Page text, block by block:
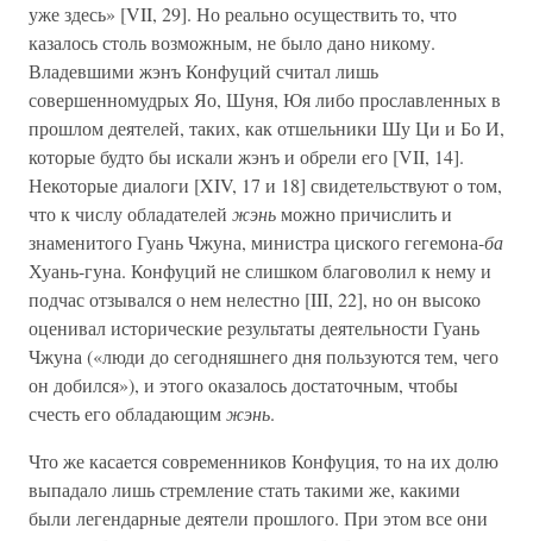
уже здесь» [VII, 29]. Но реально осуществить то, что
казалось столь возможным, не было дано никому.
Владевшими жэнъ Конфуций считал лишь
совершенномудрых Яо, Шуня, Юя либо прославленных в
прошлом деятелей, таких, как отшельники Шу Ци и Бо И,
которые будто бы искали жэнъ и обрели его [VII, 14].
Некоторые диалоги [XIV, 17 и 18] свидетельствуют о том,
что к числу обладателей жэньможно причислить и
знаменитого Гуань Чжуна, министра циского гегемона-ба
Хуань-гуна. Конфуций не слишком благоволил к нему и
подчас отзывался о нем нелестно [III, 22], но он высоко
оценивал исторические результаты деятельности Гуань
Чжуна («люди до сегодняшнего дня пользуются тем, чего
он добился»), и этого оказалось достаточным, чтобы
счесть его обладающимжэнь.
Что же касается современников Конфуция, то на их долю
выпадало лишь стремление стать такими же, какими
были легендарные деятели прошлого. При этом все они